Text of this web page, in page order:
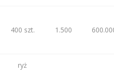
400 szt. 1.500
ryż